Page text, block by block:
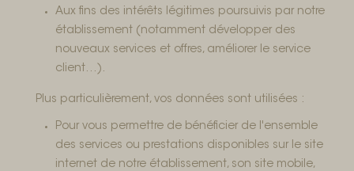
Aux fins des intérêts légitimes poursuivis par notre
établissement (notamment développer des
nouveaux services et offres, améliorer le service
client…).
Plus particulièrement, vos données sont utilisées :
Pour vous permettre de bénéficier de l'ensemble
des services ou prestations disponibles sur le site
internet de notre établissement, son site mobile,